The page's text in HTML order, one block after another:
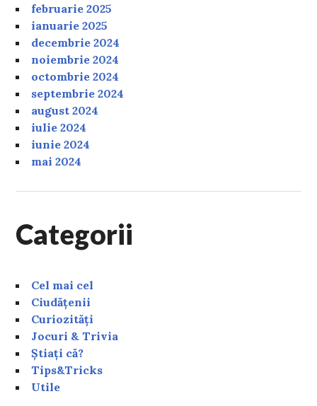
februarie 2025
ianuarie 2025
decembrie 2024
noiembrie 2024
octombrie 2024
septembrie 2024
august 2024
iulie 2024
iunie 2024
mai 2024
Categorii
Cel mai cel
Ciudățenii
Curiozități
Jocuri & Trivia
Știați că?
Tips&Tricks
Utile